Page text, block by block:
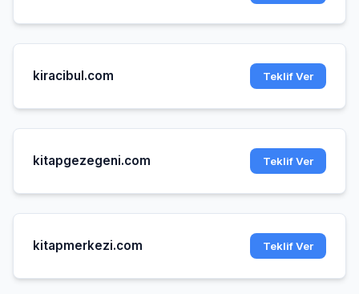
kiracibul.com Teklif Ver
kitapgezegeni.com Teklif Ver
kitapmerkezi.com Teklif Ver